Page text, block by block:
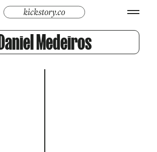
Daniel Medeiros